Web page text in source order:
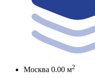
Москва 0.00 м2